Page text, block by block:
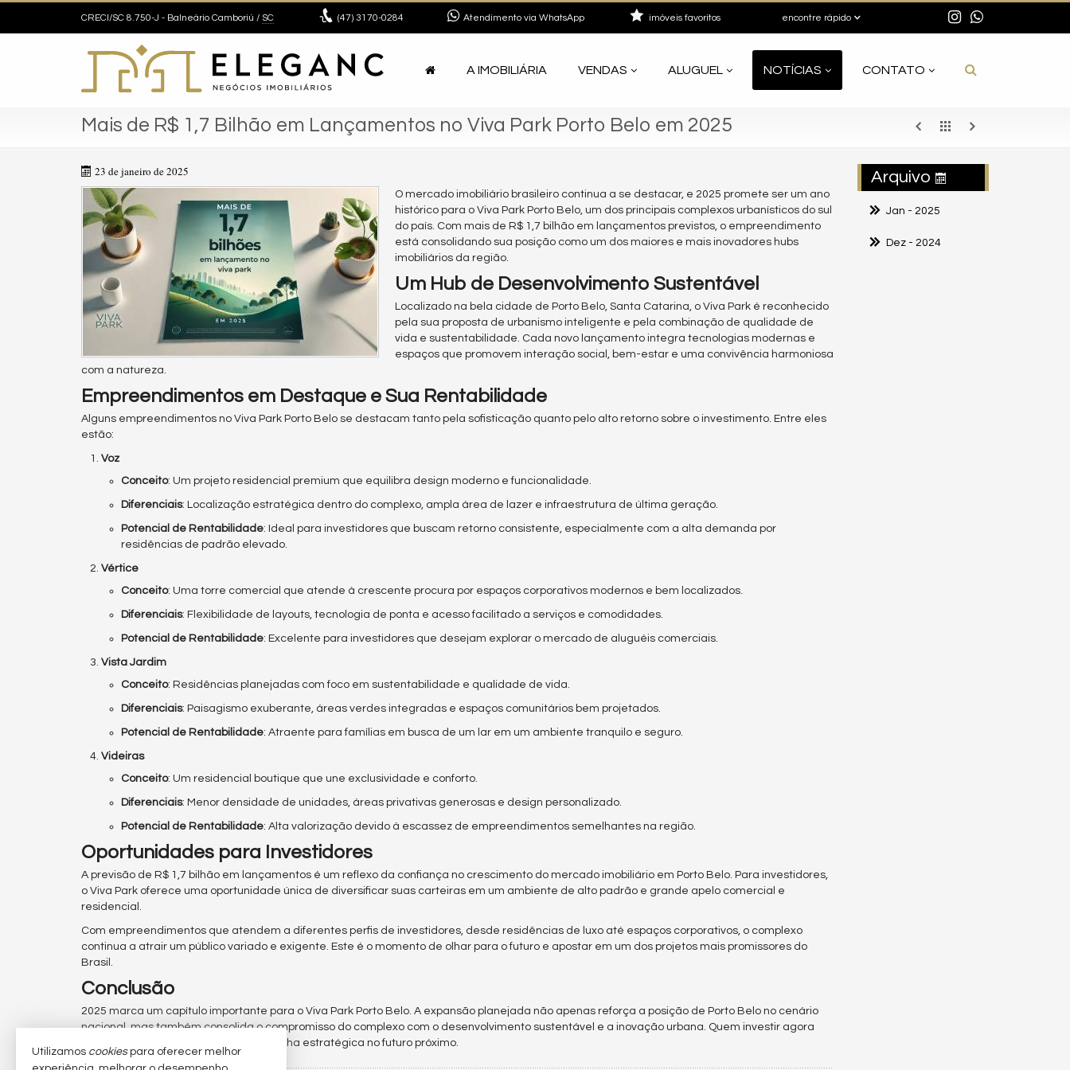
CRECI/SC 8.750-J - Balneário Camboriú / SC (47) 3170-0284 Atendimento via WhatsApp encontre rápido
imóveis favoritos
A IMOBILIÁRIA VENDAS ALUGUEL NOTÍCIAS CONTATO
Mais de R$ 1,7 Bilhão em Lançamentos no Viva Park Porto Belo em 2025
23 de janeiro de 2025
O mercado imobiliário brasileiro continua a se destacar, e 2025 promete ser um ano
histórico para o Viva Park Porto Belo, um dos principais complexos urbanísticos do sul
do país. Com mais de R$ 1,7 bilhão em lançamentos previstos, o empreendimento
está consolidando sua posição como um dos maiores e mais inovadores hubs
imobiliários da região.
Um Hub de Desenvolvimento Sustentável
Localizado na bela cidade de Porto Belo, Santa Catarina, o Viva Park é reconhecido
pela sua proposta de urbanismo inteligente e pela combinação de qualidade de
vida e sustentabilidade. Cada novo lançamento integra tecnologias modernas e
espaços que promovem interação social, bem-estar e uma convivência harmoniosa
com a natureza.
Empreendimentos em Destaque e Sua Rentabilidade
Alguns empreendimentos no Viva Park Porto Belo se destacam tanto pela sofisticação quanto pelo alto retorno sobre o investimento. Entre eles
estão:
Voz
Conceito: Um projeto residencial premium que equilibra design moderno e funcionalidade.
Diferenciais: Localização estratégica dentro do complexo, ampla área de lazer e infraestrutura de última geração.
Potencial de Rentabilidade: Ideal para investidores que buscam retorno consistente, especialmente com a alta demanda por
residências de padrão elevado.
Vértice
Conceito: Uma torre comercial que atende à crescente procura por espaços corporativos modernos e bem localizados.
Diferenciais: Flexibilidade de layouts, tecnologia de ponta e acesso facilitado a serviços e comodidades.
Potencial de Rentabilidade: Excelente para investidores que desejam explorar o mercado de aluguéis comerciais.
Vista Jardim
Conceito: Residências planejadas com foco em sustentabilidade e qualidade de vida.
Diferenciais: Paisagismo exuberante, áreas verdes integradas e espaços comunitários bem projetados.
Potencial de Rentabilidade: Atraente para famílias em busca de um lar em um ambiente tranquilo e seguro.
Videiras
Conceito: Um residencial boutique que une exclusividade e conforto.
Diferenciais: Menor densidade de unidades, áreas privativas generosas e design personalizado.
Potencial de Rentabilidade: Alta valorização devido à escassez de empreendimentos semelhantes na região.
Oportunidades para Investidores
A previsão de R$ 1,7 bilhão em lançamentos é um reflexo da confiança no crescimento do mercado imobiliário em Porto Belo. Para investidores,
o Viva Park oferece uma oportunidade única de diversificar suas carteiras em um ambiente de alto padrão e grande apelo comercial e
residencial.
Com empreendimentos que atendem a diferentes perfis de investidores, desde residências de luxo até espaços corporativos, o complexo
continua a atrair um público variado e exigente. Este é o momento de olhar para o futuro e apostar em um dos projetos mais promissores do
Brasil.
Conclusão
2025 marca um capítulo importante para o Viva Park Porto Belo. A expansão planejada não apenas reforça a posição de Porto Belo no cenário
nacional, mas também consolida o compromisso do complexo com o desenvolvimento sustentável e a inovação urbana. Quem investir agora
estará colhendo os frutos de uma escolha estratégica no futuro próximo.
Arquivo
Jan - 2025
Dez - 2024
Utilizamos cookiespara oferecer melhor